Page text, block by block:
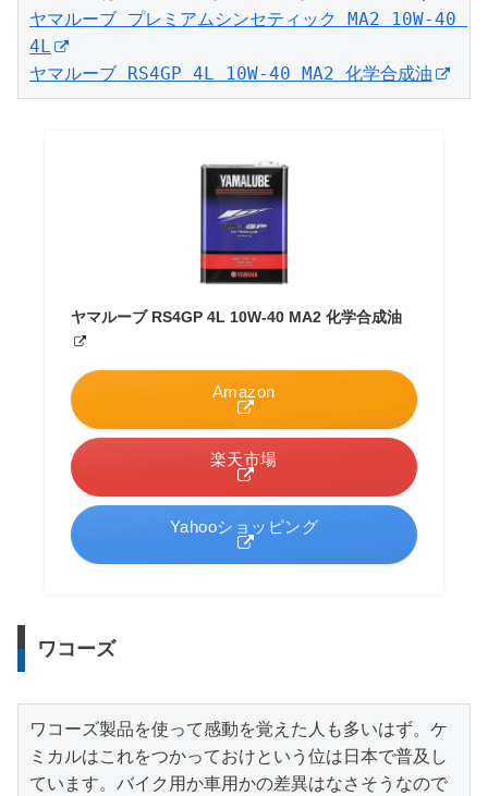
ヤマルーブ プレミアムシンセティック MA2 10W-40
4L
ヤマルーブ RS4GP 4L 10W-40 MA2 化学合成油
ヤマルーブ RS4GP 4L 10W-40 MA2 化学合成油
Amazon
楽天市場
Yahooショッピング
ワコーズ
ワコーズ製品を使って感動を覚えた人も多いはず。ケ
ミカルはこれをつかっておけという位は日本で普及し
ています。バイク用か車用かの差異はなさそうなので